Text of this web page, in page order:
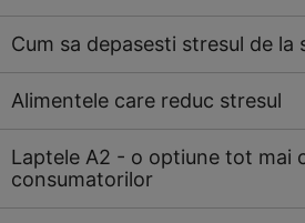
Cum sa depasesti stresul de la
Alimentele care reduc stresul
Laptele A2 - o optiune tot mai
consumatorilor